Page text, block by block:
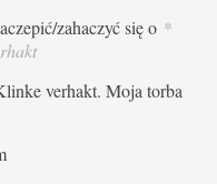
zahaczyć się o *
verhakt. Moja torba